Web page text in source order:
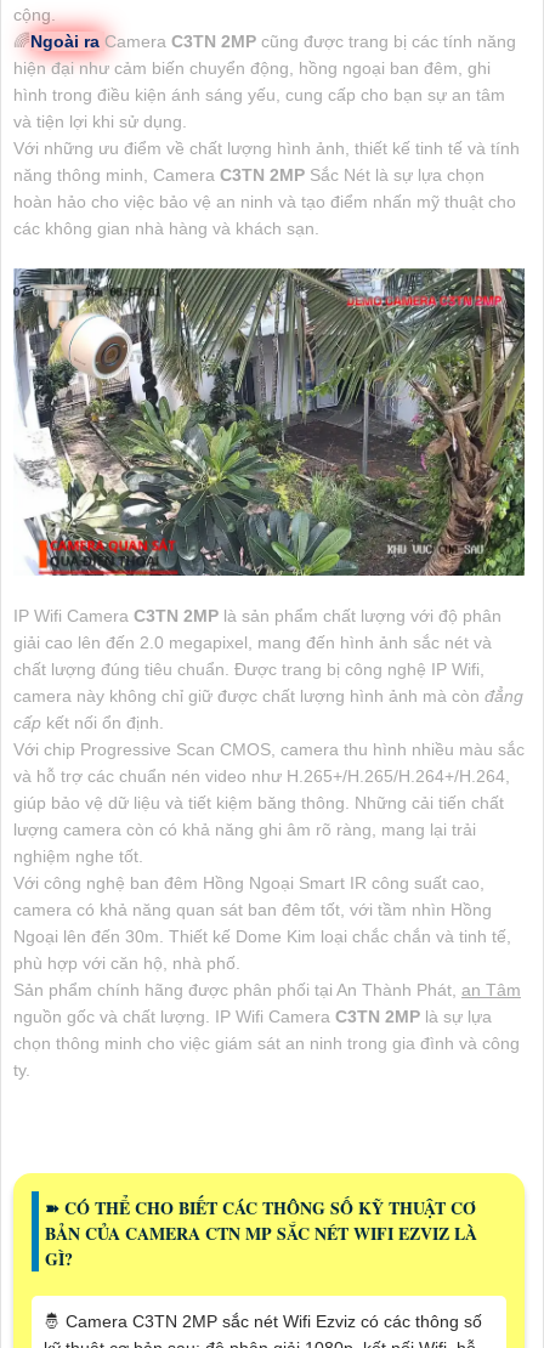
cộng.
🌈Ngoài ra Camera C3TN 2MP cũng được trang bị các tính năng
hiện đại như cảm biến chuyển động, hồng ngoại ban đêm, ghi
hình trong điều kiện ánh sáng yếu, cung cấp cho bạn sự an tâm
và tiện lợi khi sử dụng.
Với những ưu điểm về chất lượng hình ảnh, thiết kế tinh tế và tính
năng thông minh, Camera C3TN 2MP Sắc Nét là sự lựa chọn
hoàn hảo cho việc bảo vệ an ninh và tạo điểm nhấn mỹ thuật cho
các không gian nhà hàng và khách sạn.
IP Wifi Camera C3TN 2MP là sản phẩm chất lượng với độ phân
giải cao lên đến 2.0 megapixel, mang đến hình ảnh sắc nét và
chất lượng đúng tiêu chuẩn. Được trang bị công nghệ IP Wifi,
camera này không chỉ giữ được chất lượng hình ảnh mà còn đẳng
cấp kết nối ổn định.
Với chip Progressive Scan CMOS, camera thu hình nhiều màu sắc
và hỗ trợ các chuẩn nén video như H.265+/H.265/H.264+/H.264,
giúp bảo vệ dữ liệu và tiết kiệm băng thông. Những cải tiến chất
lượng camera còn có khả năng ghi âm rõ ràng, mang lại trải
nghiệm nghe tốt.
Với công nghệ ban đêm Hồng Ngoại Smart IR công suất cao,
camera có khả năng quan sát ban đêm tốt, với tầm nhìn Hồng
Ngoại lên đến 30m. Thiết kế Dome Kim loại chắc chắn và tinh tế,
phù hợp với căn hộ, nhà phố.
Sản phẩm chính hãng được phân phối tại An Thành Phát, an Tâm
nguồn gốc và chất lượng. IP Wifi Camera C3TN 2MP là sự lựa
chọn thông minh cho việc giám sát an ninh trong gia đình và công
ty.
➽ CÓ THỂ CHO BIẾT CÁC THÔNG SỐ KỸ THUẬT CƠ
BẢN CỦA CAMERA CTN MP SẮC NÉT WIFI EZVIZ LÀ
GÌ?
🤴 Camera C3TN 2MP sắc nét Wifi Ezviz có các thông số